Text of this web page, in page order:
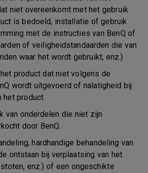
niet overeenkomt met het gebruik
is bedoeld, installatie of gebruik
met de instructies van BenQ of
of veiligheidstandaarden die van
waar het wordt gebruikt, enz.)
product dat niet volgens de
wordt uitgevoerd of nalatigheid bij
het product
onderdelen die niet zijn
door BenQ.
hardhandige behandeling van
ontstaan bij verplaatsing van het
enz.) of een ongeschikte